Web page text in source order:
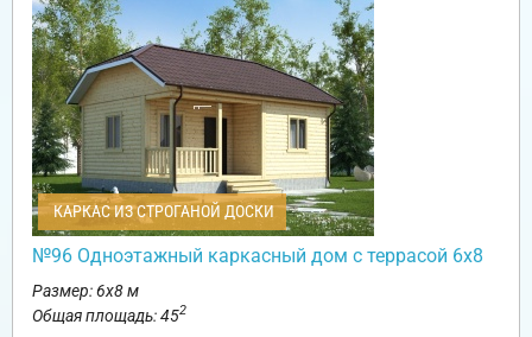
КАРКАС ИЗ СТРОГАНОЙ ДОСКИ
№96 Одноэтажный каркасный дом с террасой 6х8
Размер: 6х8 м
Общая площадь: 452